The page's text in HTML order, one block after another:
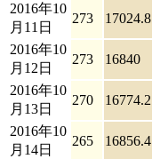
2016年10
月11日
273 17024.8
2016年10
月12日
273 16840
2016年10
月13日
270 16774.2
2016年10
月14日
265 16856.4